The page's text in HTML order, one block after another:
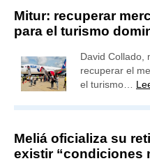
Mitur: recuperar
para el turismo
David Collado,
recuperar el
el turismo…
Meliá oficializa su
existir “condiciones